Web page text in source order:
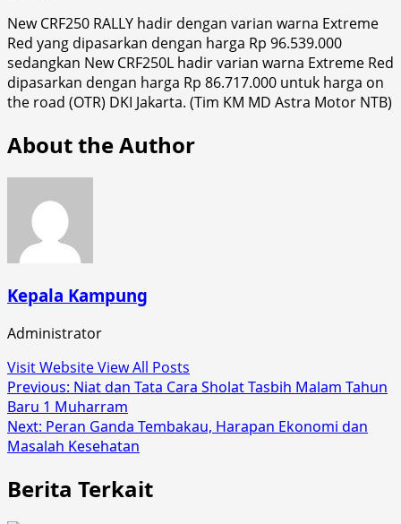
New CRF250 RALLY hadir dengan varian warna Extreme
Red yang dipasarkan dengan harga Rp 96.539.000
sedangkan New CRF250L hadir varian warna Extreme Red
dipasarkan dengan harga Rp 86.717.000 untuk harga on
the road (OTR) DKI Jakarta. (Tim KM MD Astra Motor NTB)
About the Author
Kepala Kampung
Administrator
Visit WebsiteView All Posts
Post
navigation
Previous: Niat dan Tata Cara Sholat Tasbih Malam Tahun
Baru 1 Muharram
Next: Peran Ganda Tembakau, Harapan Ekonomi dan
Masalah Kesehatan
Berita Terkait